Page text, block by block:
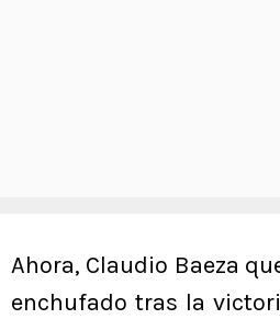
Ahora, Claudio Baeza
enchufado tras la